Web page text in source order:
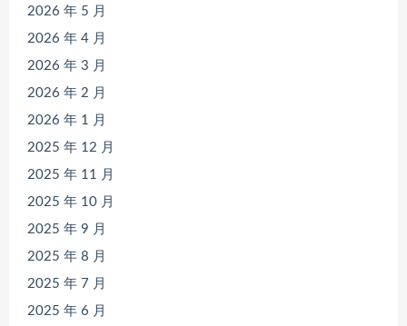
2026 年 5 月
2026 年 4 月
2026 年 3 月
2026 年 2 月
2026 年 1 月
2025 年 12 月
2025 年 11 月
2025 年 10 月
2025 年 9 月
2025 年 8 月
2025 年 7 月
2025 年 6 月